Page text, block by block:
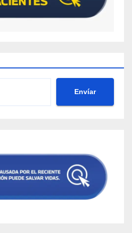
Envíar